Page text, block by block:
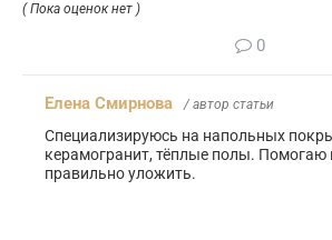
( Пока оценок нет )
0
Елена Смирнова / автор статьи
Специализируюсь на напольных
керамогранит, тёплые полы. Помогаю
правильно уложить.